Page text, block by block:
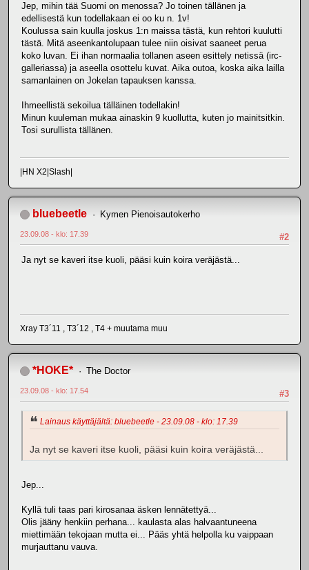
Jep, mihin tää Suomi on menossa? Jo toinen tällänen ja
edellisestä kun todellakaan ei oo ku n. 1v!
Koulussa sain kuulla joskus 1:n maissa tästä, kun rehtori kuulutti
tästä. Mitä aseenkantolupaan tulee niin oisivat saaneet perua
koko luvan. Ei ihan normaalia tollanen aseen esittely netissä (irc-
galleriassa) ja aseella osottelu kuvat. Aika outoa, koska aika lailla
samanlainen on Jokelan tapauksen kanssa.
Ihmeellistä sekoilua tälläinen todellakin!
Minun kuuleman mukaa ainaskin 9 kuollutta, kuten jo mainitsitkin.
Tosi surullista tällänen.
|HN X2|Slash|
bluebeetle Kymen Pienoisautokerho
#2
23.09.08 - klo: 17.39
Ja nyt se kaveri itse kuoli, pääsi kuin koira veräjästä...
Xray T3´11 , T3´12 , T4 + muutama muu
*HOKE* The Doctor
#3
23.09.08 - klo: 17.54
Lainaus käyttäjältä: bluebeetle - 23.09.08 - klo: 17.39
Ja nyt se kaveri itse kuoli, pääsi kuin koira veräjästä...
Jep...
Kyllä tuli taas pari kirosanaa äsken lennätettyä...
Olis jääny henkiin perhana... kaulasta alas halvaantuneena
miettimään tekojaan mutta ei... Pääs yhtä helpolla ku vaippaan
murjauttanu vauva.